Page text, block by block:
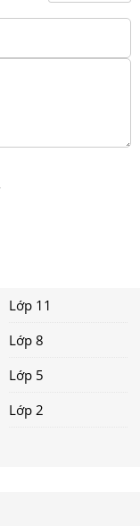
Lớp 11
Lớp 8
Lớp 5
Lớp 2